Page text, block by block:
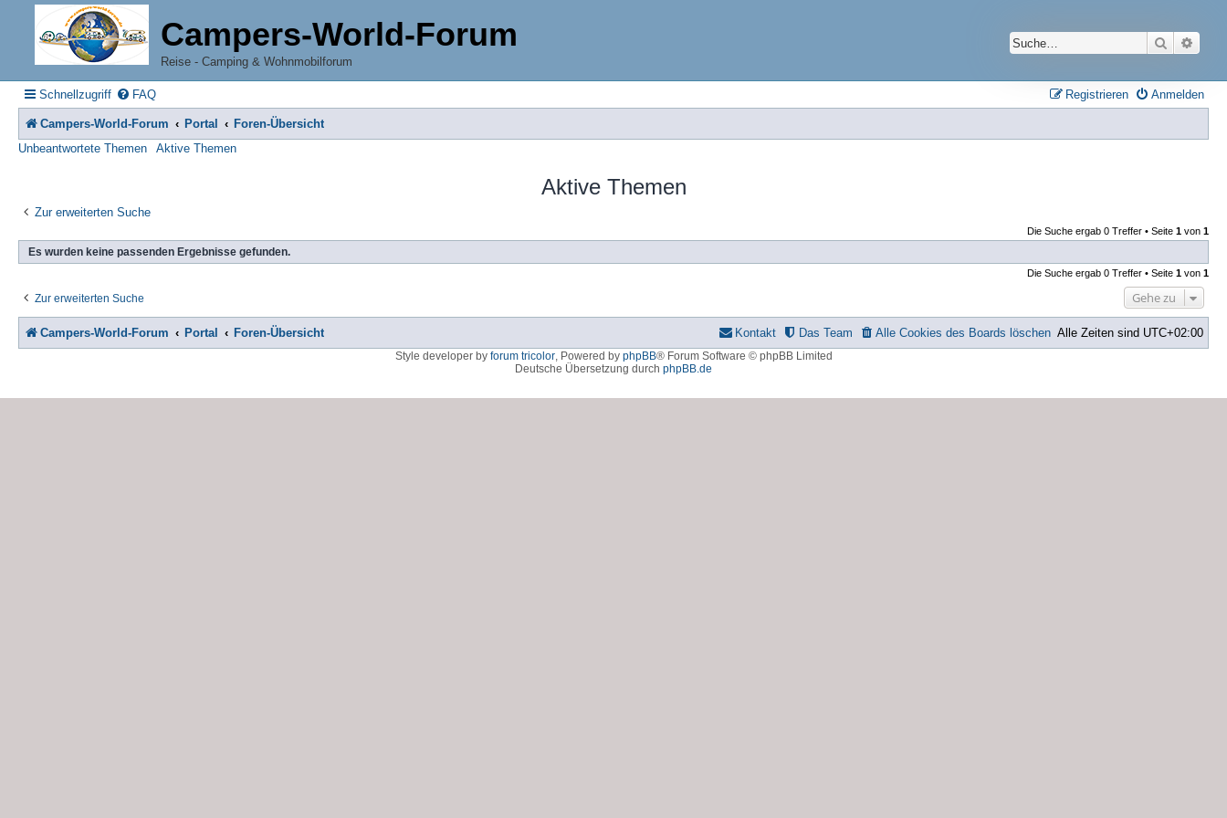
Campers-World-Forum
Reise - Camping & Wohnmobilforum
Suche
Schnellzugriff FAQ Anmelden
Registrieren
Campers-World-Forum Portal
Foren-Übersicht
Unbeantwortete Themen
Aktive Themen
Aktive Themen
Zur erweiterten Suche
Die Suche ergab 0 Treffer • Seite 1 von 1
Es wurden keine passenden Ergebnisse gefunden.
Die Suche ergab 0 Treffer • Seite 1 von 1
Zur erweiterten Suche Gehe zu
Campers-World-Forum Portal Foren-Übersicht Alle Zeiten sind UTC+02:00
Alle Cookies des Boards löschen
Das Team
Kontakt
Style developer by forum tricolor, Powered by phpBB® Forum Software © phpBB Limited
Deutsche Übersetzung durch phpBB.de